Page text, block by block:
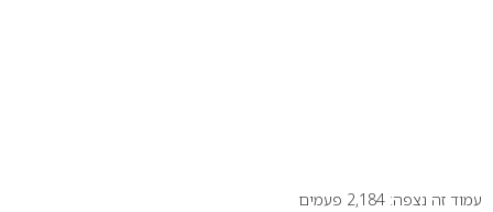
עמוד זה נצפה: 2,184 פעמים